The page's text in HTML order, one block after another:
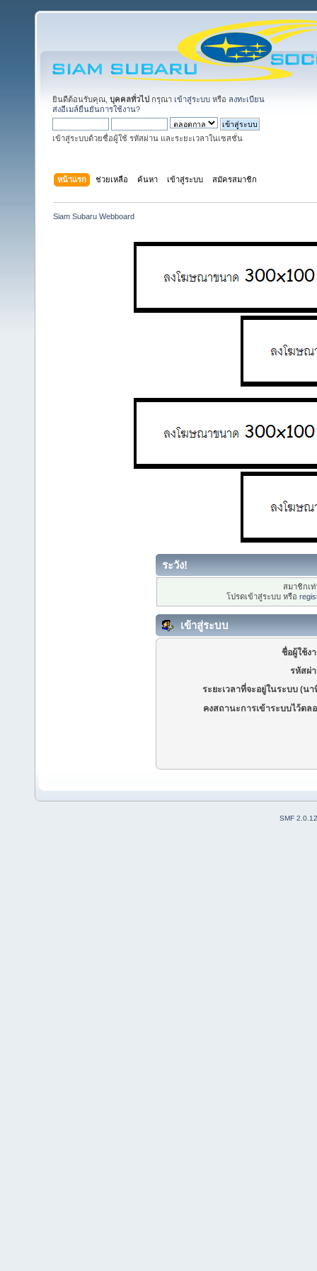
ยินดีต้อนรับคุณ, บุคคลทั่วไป กรุณา เข้าสู่ระบบ หรือ ลงทะเบียน
ส่งอีเมล์ยืนยันการใช้งาน?
เข้าสู่ระบบด้วยชื่อผู้ใช้ รหัสผ่าน และระยะเวลาในเซสชั่น
หน้าแรก ช่วยเหลือ ค้นหา เข้าสู่ระบบ สมัครสมาชิก
Siam Subaru Webboard
ระวัง!
สมาชิกเ
โปรดเข้าสู่ระบบ หรือ
เข้าสู่ระบบ
ชื่อผู้ใช้ง
รหัสผ่
ระยะเวลาที่จะอยู่ในระบบ (นา
คงสถานะการเข้าระบบไว้ตล
SMF 2.0.12